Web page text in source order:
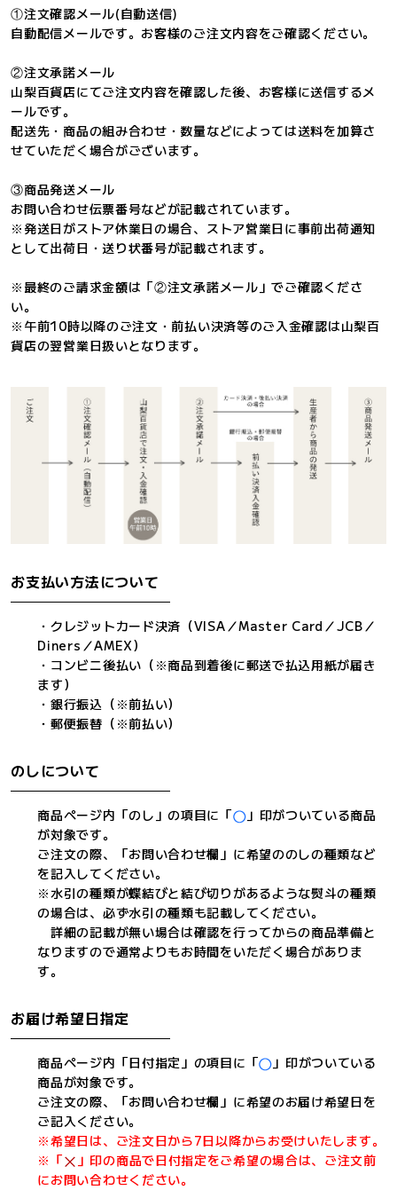
①注文確認メール(自動送信)
自動配信メールです。お客様のご注文内容をご確認ください。
②注文承諾メール
山梨百貨店にてご注文内容を確認した後、お客様に送信するメ
ールです。
配送先・商品の組み合わせ・数量などによっては送料を加算さ
せていただく場合がございます。
③商品発送メール
お問い合わせ伝票番号などが記載されています。
※発送日がストア休業日の場合、ストア営業日に事前出荷通知
として出荷日・送り状番号が記載されます。
※最終のご請求金額は「②注文承諾メール」でご確認くださ
い。
※午前10時以降のご注文・前払い決済等のご入金確認は山梨百
貨店の翌営業日扱いとなります。
お支払い方法について
・クレジットカード決済（VISA／Master Card／JCB／
Diners／AMEX）
・コンビニ後払い（※商品到着後に郵送で払込用紙が届き
ます）
・銀行振込（※前払い）
・郵便振替（※前払い）
のしについて
商品ページ内「のし」の項目に「
」印がついている商品
が対象です。
ご注文の際、「お問い合わせ欄」に希望ののしの種類など
を記入してください。
※水引の種類が蝶結びと結び切りがあるような熨斗の種類
の場合は、必ず水引の種類も記載してください。
詳細の記載が無い場合は確認を行ってからの商品準備と
なりますので通常よりもお時間をいただく場合がありま
す。
お届け希望日指定
商品ページ内「日付指定」の項目に「
」印がついている
商品が対象です。
ご注文の際、「お問い合わせ欄」に希望のお届け希望日を
ご記入ください。
※希望日は、ご注文日から7日以降からお受けいたします。
※「
」印の商品で日付指定をご希望の場合は、ご注文前
にお問い合わせください。